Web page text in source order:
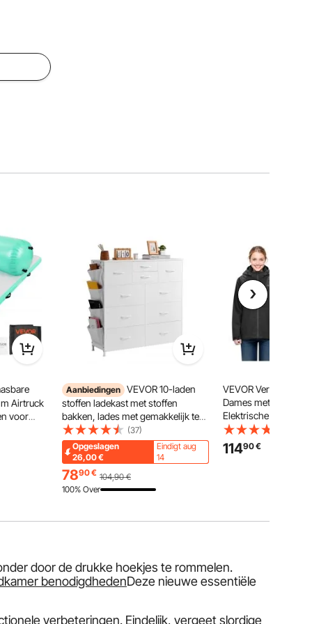
Airtruck
voor
psi,
met
Aanbiedingen VEVOR 10-laden
stoffen ladekast met stoffen
bakken, lades met gemakkelijk te
trekken handgreep en stevig stalen
frame, stoffen opbergtoren voor
slaapkamer, gangkast, wit
(37)
Opgeslagen
26,00€
Eindigt aug
14
7890€ 104,90 €
100% Over
VEVOR Verwarmde
Dames met 7,4V
Elektrische Softshell
Jas, Winddichte
Lichtgewicht
Verwarmingszones
11490€
door de drukke hoekjes te rommelen.
benodigdhedenDeze nieuwe essentiële
verbeteringen. Eindelijk, vergeet slordige